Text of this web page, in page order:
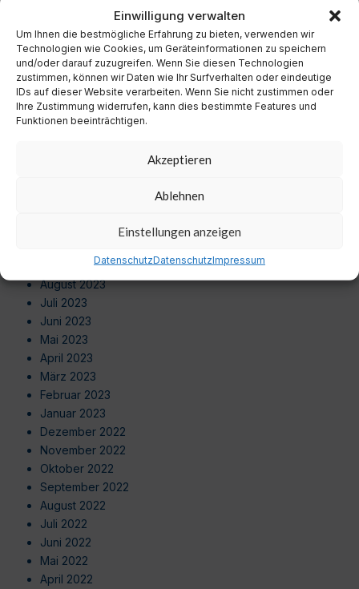
Einwilligung verwalten
Um Ihnen die bestmögliche Erfahrung zu bieten, verwenden wir
Technologien wie Cookies, um Geräteinformationen zu speichern
und/oder darauf zuzugreifen. Wenn Sie diesen Technologien
zustimmen, können wir Daten wie Ihr Surfverhalten oder eindeutige
IDs auf dieser Website verarbeiten. Wenn Sie nicht zustimmen oder
Ihre Zustimmung widerrufen, kann dies bestimmte Features und
Funktionen beeinträchtigen.
Akzeptieren
Ablehnen
Einstellungen anzeigen
DatenschutzDatenschutzImpressum
September 2024
August 2024
Juli 2024
Juni 2024
Mai 2024
November 2023
September 2023
August 2023
Juli 2023
Juni 2023
Mai 2023
April 2023
März 2023
Februar 2023
Januar 2023
Dezember 2022
November 2022
Oktober 2022
September 2022
August 2022
Juli 2022
Juni 2022
Mai 2022
April 2022